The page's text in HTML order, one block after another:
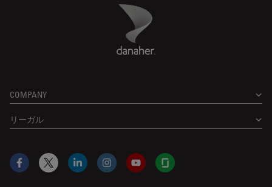
Danaher Logo
COMPANY
リーガル
Facebook
X LinkedInInstagramYouTubeGlassdoor